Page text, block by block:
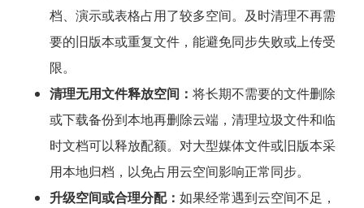
档、演示或表格占用了较多空间。及时清理不再需
要的旧版本或重复文件，能避免同步失败或上传受
限。
清理无用文件释放空间： 将长期不需要的文件删除
或下载备份到本地再删除云端，清理垃圾文件和临
时文档可以释放配额。对大型媒体文件或旧版本采
用本地归档，以免占用云空间影响正常同步。
升级空间或合理分配： 如果经常遇到云空间不足，